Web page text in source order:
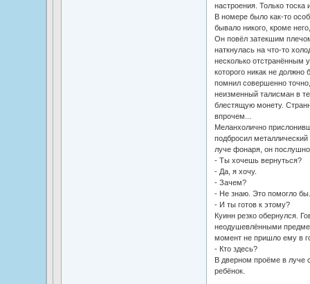
настроения. Только тоска
В номере было как-то
бывало никого, кроме
Он повёл затекшим
наткнулась на что-то
несколько отстранённым
которого никак не
помнил совершенно
неизменный талисман в
блестящую монету.
впрочем...
Меланхолично
подбросил
луче фонаря, он
- Ты хочешь вернуться?
- Да, я хочу.
- Зачем?
- Не знаю. Это помогло
- И ты готов к этому?
Куинн резко обернулся.
неодушевлёнными
момент не пришло ему в
- Кто здесь?
В дверном проёме в луче
ребёнок.